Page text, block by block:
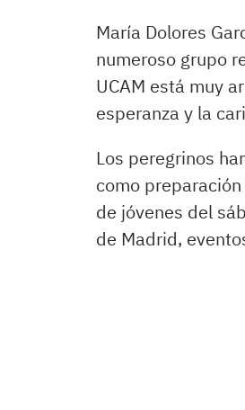
María Dolores
numeroso grupo
UCAM está muy
esperanza y la
Los peregrinos
como
de jóvenes del
de Madrid,